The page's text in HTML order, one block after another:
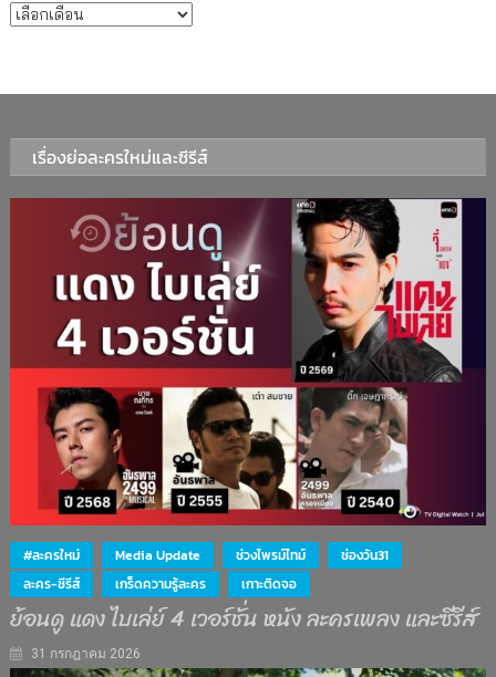
บทความรายเดือน
เรื่องย่อละครใหม่และซีรีส์
#ละครใหม่ Media Update ช่วงไพรม์ไทม์
ช่องวัน31
ละคร-ซีรีส์
เกร็ดความรู้ละคร เกาะติดจอ
ย้อนดู แดง ไบเล่ย์ 4 เวอร์ชั่น หนัง ละครเพลง และซีรีส์
31 กรกฎาคม 2026